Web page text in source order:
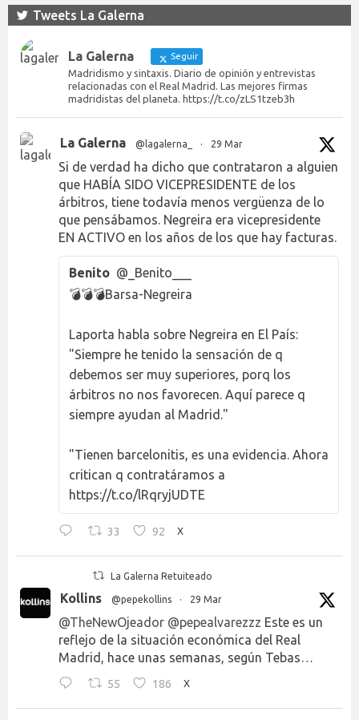
Tweets La Galerna
La Galerna Seguir
Madridismo y sintaxis. Diario de opinión y entrevistas
relacionadas con el Real Madrid. Las mejores firmas
madridistas del planeta. https://t.co/zLS1tzeb3h
La Galerna @lagalerna_ · 29 Mar
Si de verdad ha dicho que contrataron a alguien
que HABÍA SIDO VICEPRESIDENTE de los
árbitros, tiene todavía menos vergüenza de lo
que pensábamos. Negreira era vicepresidente
EN ACTIVO en los años de los que hay facturas.
Benito @_Benito___
💣💣💣Barsa-Negreira
Laporta habla sobre Negreira en El País:
"Siempre he tenido la sensación de q
debemos ser muy superiores, porq los
árbitros no nos favorecen. Aquí parece q
siempre ayudan al Madrid."
"Tienen barcelonitis, es una evidencia. Ahora
critican q contratáramos a
https://t.co/lRqryjUDTE
33 92 X
La Galerna Retuiteado
Kollins @pepekollins · 29 Mar
@TheNewOjeador @pepealvarezzz Este es un
reflejo de la situación económica del Real
Madrid, hace unas semanas, según Tebas…
55 186 X